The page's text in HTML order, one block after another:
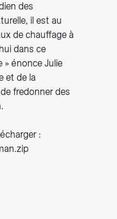
des
il est au
de chauffage à
dans ce
énonce Julie
et de la
fredonner des
: